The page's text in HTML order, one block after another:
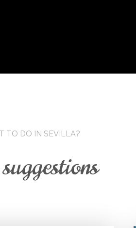
TO DO IN SEVILLA?